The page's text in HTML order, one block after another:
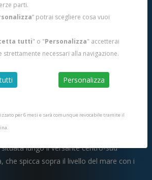
A cura diFernando "Il Greco"
di Tavolara - Olbia - Sardegna (Italia)
lungo il versante centro-sud
che spicca sopra il livello del mare con i
parti.
” potrai scegliere cosa vuoi
tutti" o "Personalizza" accetterai
strettamente necessari alla navigazione.
Personalizza
per 6 mesi e sarà comunque revocabile tramite il